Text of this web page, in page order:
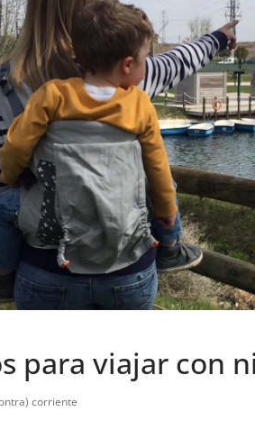
para viajar con
corriente